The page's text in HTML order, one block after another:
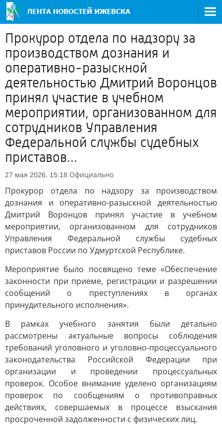
Прокурор отдела по надзору за
производством дознания и
оперативно-разыскной
деятельностью Дмитрий Воронцов
принял участие в учебном
мероприятии, организованном для
сотрудников Управления
Федеральной службы судебных
приставов...
27 мая 2026, 15:18 Официально
Прокурор отдела по надзору за производством
дознания и оперативно-разыскной деятельностью
Дмитрий Воронцов принял участие в учебном
мероприятии, организованном для сотрудников
Управления Федеральной службы судебных
приставов России по Удмуртской Республике.
Мероприятие было посвящено теме «Обеспечение
законности при приеме, регистрации и разрешении
сообщений о преступлениях в органах
принудительного исполнения».
В рамках учебного занятия были детально
рассмотрены актуальные вопросы соблюдения
требований уголовного и уголовно-процессуального
законодательства Российской Федерации при
организации и проведении процессуальных
проверок. Особое внимание уделено организациям
проверок по сообщениям о противоправных
действиях, совершаемых в процессе взыскания
просроченной задолженности с физических лиц.